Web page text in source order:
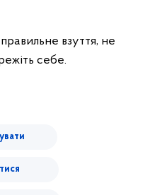
взуття, не
себе.